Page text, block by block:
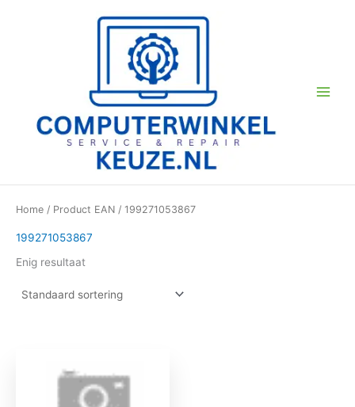
Home / Product EAN / 199271053867
199271053867
Enig resultaat